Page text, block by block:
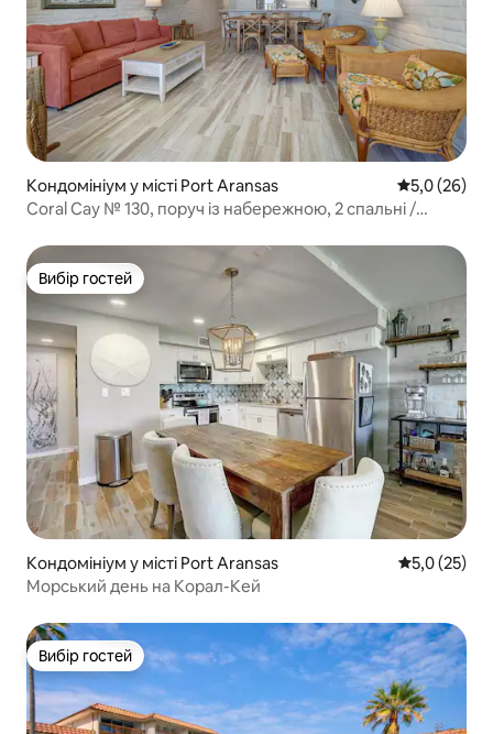
Кондомініум у місті Port Aransas Середня
5,0 (26)
Coral Cay № 130, поруч із набережною, 2 спальні /
Вибір гостей
Вибір гостей
Кондомініум у місті Port Aransas Середня
5,0 (25)
Морський день на Корал-Кей
Вибір гостей
Вибір гостей